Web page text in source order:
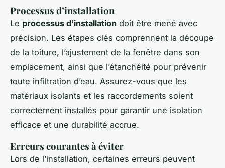
Processus d’installation
Le processus d’installation doit être mené avec
précision. Les étapes clés comprennent la découpe
de la toiture, l’ajustement de la fenêtre dans son
emplacement, ainsi que l’étanchéité pour prévenir
toute infiltration d’eau. Assurez-vous que les
matériaux isolants et les raccordements soient
correctement installés pour garantir une isolation
efficace et une durabilité accrue.
Erreurs courantes à éviter
Lors de l’installation, certaines erreurs peuvent